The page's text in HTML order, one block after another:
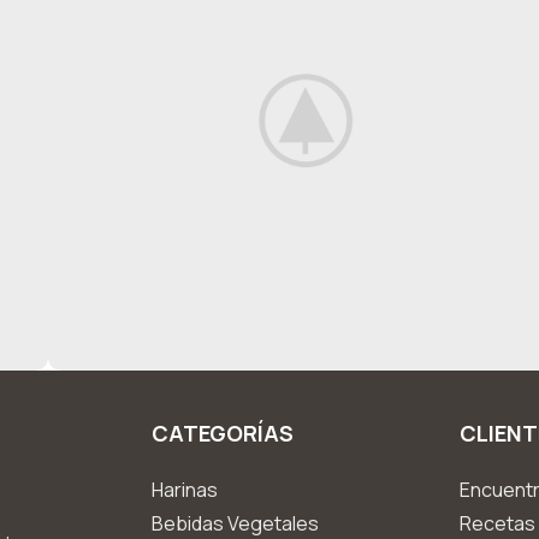
Decor
Rhoncus quisque sollicitudin
CATEGORÍAS
Harinas
Bebidas Vegetales
Recetas